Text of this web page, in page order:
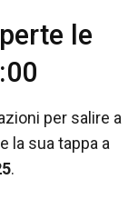
le
per salire a
la sua tappa a
.